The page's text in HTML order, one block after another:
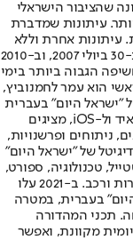
שהציבור הישראלי
עיתונות שמדברת
עיתונות אחרת וללא
תשלום. המהדורה המודפסת הראשונה פורסמה ב-30 ביולי 2007, וב-2010
הגבוה ביותר בימי
הוא עמר לחמנוביץ,
"ישראל היום" בעברית
ובאנגלית, כמו כן היישומונים (אפליקציות) לאנדרואיד ול-iOS, מציגים
ניתוחים ופרשנויות,
של "ישראל היום"
טכנולוגיה, ספורט,
כלכלה וצרכנות, בריאות, חיילים, אוכל, יהדות, תיירות ורכב. ב-2021 עלו
בעברית, במטרה
תכני המהדורה
מקוונת, ואפשר